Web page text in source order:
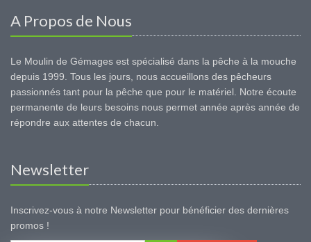
A Propos de Nous
Le Moulin de Gémages est spécialisé dans la pêche à la mouche
depuis 1999. Tous les jours, nous accueillons des pêcheurs
passionnés tant pour la pêche que pour le matériel. Notre écoute
permanente de leurs besoins nous permet année après année de
répondre aux attentes de chacun.
Newsletter
Inscrivez-vous à notre Newsletter pour bénéficier des dernières
promos !